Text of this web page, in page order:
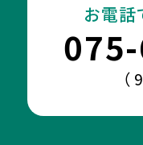
お電話